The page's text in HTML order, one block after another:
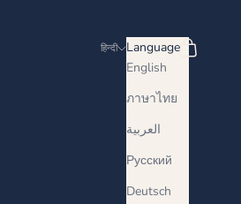
हिन्दी
Language
English
ภาษาไทย
العربية
Русский
Deutsch
Search
Cart